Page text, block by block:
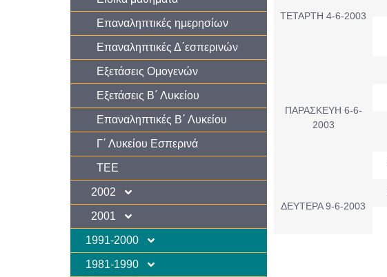
Επαναληπτικές ημερησίων
Επαναληπτικές Δ΄εσπερινών
Εξετάσεις Ομογενών
Εξετάσεις Β΄ Λυκείου
Επαναληπτικές Β΄ Λυκείου
Γ΄ Λυκείου Εσπερινά
ΤΕΕ
2002
2001
1991-2000
1981-1990
ΤΕΤΑΡΤΗ 4-6-2003
ΠΑΡΑΣΚΕΥΗ 6-6-
2003
ΔΕΥΤΕΡΑ 9-6-2003